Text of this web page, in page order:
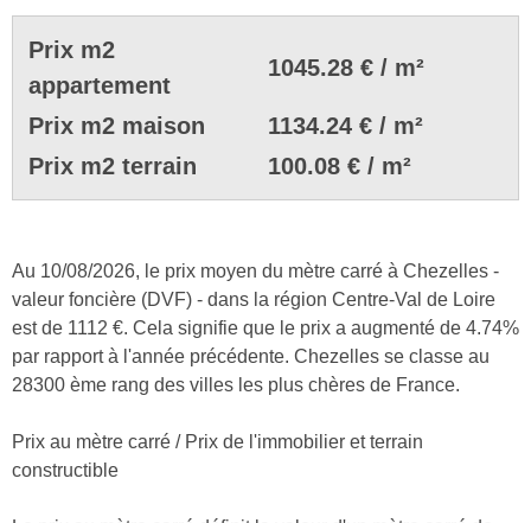
Prix m2
appartement
1045.28 € / m²
Prix m2 maison
1134.24 € / m²
Prix m2 terrain
100.08 € / m²
Au 10/08/2026, le prix moyen du mètre carré à Chezelles -
valeur foncière (DVF) - dans la région Centre-Val de Loire
est de 1112 €. Cela signifie que le prix a augmenté de 4.74%
par rapport à l'année précédente. Chezelles se classe au
28300 ème rang des villes les plus chères de France.
Prix au mètre carré / Prix de l'immobilier et terrain
constructible